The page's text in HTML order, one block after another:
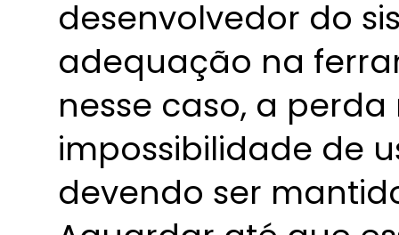
desenvolvedor do
adequação na
nesse caso, a
impossibilidade de
devendo ser